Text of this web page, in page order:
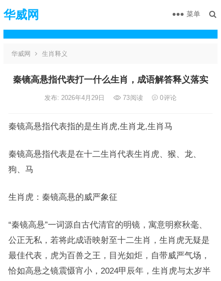
华威网 菜单
华威网 生肖释义
秦镜高悬指代表打一什么生肖，成语解答释义落实
发布: 2026年4月29日 73阅读 0评论
秦镜高悬指代表指的是生肖虎,生肖龙,生肖马
秦镜高悬指代表是在十二生肖代表生肖虎、猴、龙、
狗、马
生肖虎：秦镜高悬的威严象征
“秦镜高悬”一词源自古代清官的明镜，寓意明察秋毫、
公正无私，若将此成语映射至十二生肖，生肖虎无疑是
最佳代表，虎为百兽之王，目光如炬，自带威严气场，
恰如高悬之镜震慑宵小，2024甲辰年，生肖虎与太岁半